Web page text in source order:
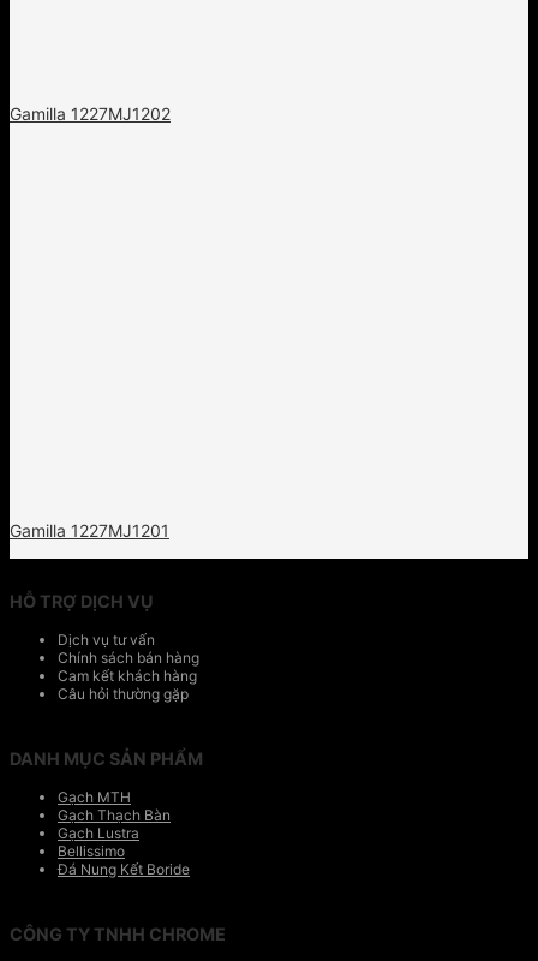
Gamilla 1227MJ1202
Gamilla 1227MJ1201
HỖ TRỢ DỊCH VỤ
Dịch vụ tư vấn
Chính sách bán hàng
Cam kết khách hàng
Câu hỏi thường gặp
DANH MỤC SẢN PHẨM
Gạch MTH
Gạch Thạch Bàn
Gạch Lustra
Bellissimo
Đá Nung Kết Boride
CÔNG TY TNHH CHROME